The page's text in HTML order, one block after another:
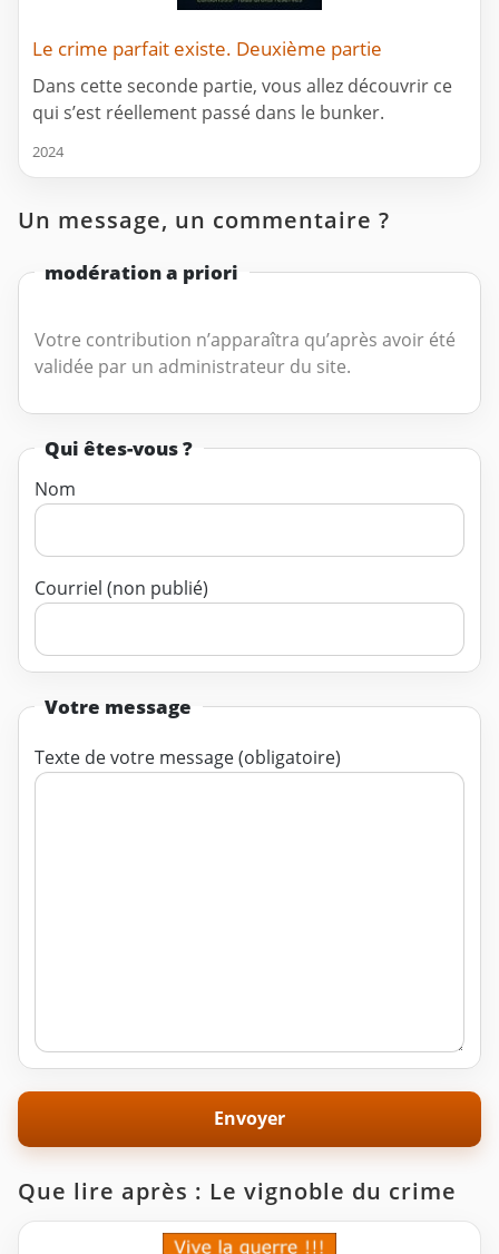
Le crime parfait existe. Deuxième partie
Dans cette seconde partie, vous allez découvrir ce
qui s’est réellement passé dans le bunker.
2024
Un message, un commentaire ?
modération a priori
Votre contribution n’apparaîtra qu’après avoir été
validée par un administrateur du site.
Qui êtes-vous ?
Nom
Courriel (non publié)
Votre message
Texte de votre message (obligatoire)
Que lire après : Le vignoble du crime